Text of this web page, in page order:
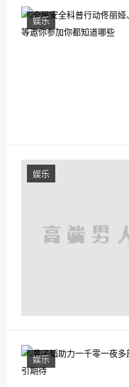
娱乐
娱乐
娱乐